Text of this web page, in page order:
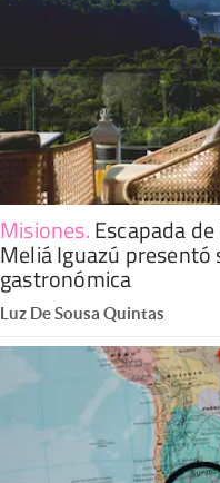
Misiones.Escapada
Meliá Iguazú
gastronómica
Luz De Sousa Quintas